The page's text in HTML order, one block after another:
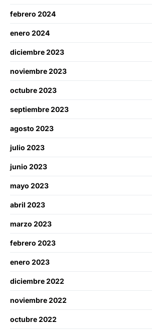
febrero 2024
enero 2024
diciembre 2023
noviembre 2023
octubre 2023
septiembre 2023
agosto 2023
julio 2023
junio 2023
mayo 2023
abril 2023
marzo 2023
febrero 2023
enero 2023
diciembre 2022
noviembre 2022
octubre 2022